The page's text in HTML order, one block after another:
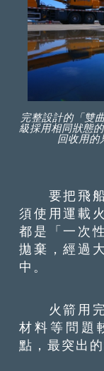
完整設計的「雙
級採用相同狀態
回收用的
要把飛船
須使用運載
都是「一次
拋棄，經過
中。
火箭用完
材料等問題
點，最突出